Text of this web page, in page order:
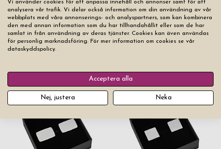
Pris från
Vi använder cookies för att anpassa innehåll och annonser samt för att
analysera vår trafik. Vi delar också information om din användning av vår
webbplats med våra annonserings- och analyspartners, som kan kombinera
den med annan information som du har tillhandahållit eller som de har
samlat in från användning av deras tjänster. Cookies kan även användas
för personlig marknadsföring. För mer information om cookies se vår
dataskyddspolicy.
Acceptera alla
Nej, justera Neka